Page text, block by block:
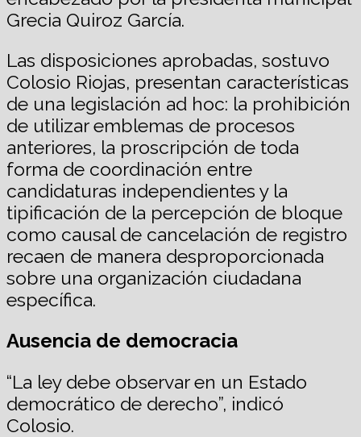
Grecia Quiroz García.
Las disposiciones aprobadas, sostuvo
Colosio Riojas, presentan características
de una legislación ad hoc: la prohibición
de utilizar emblemas de procesos
anteriores, la proscripción de toda
forma de coordinación entre
candidaturas independientes y la
tipificación de la percepción de bloque
como causal de cancelación de registro
recaen de manera desproporcionada
sobre una organización ciudadana
específica.
Ausencia de democracia
“La ley debe observar en un Estado
democrático de derecho”, indicó
Colosio.